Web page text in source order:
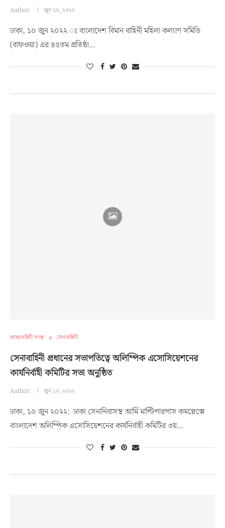
Author: জুন ১০, ২০২২
ঢাকা, ১০ জুন ২০২২ ঃ বাংলাদেশ বিমান বাহিনী মহিলা কল্যাণ সমিতি
(বাফওয়া) এর ৪৫তম প্রতিষ্ঠা…
আন্তঃবাহিনী সংস্থা সেনাবাহিনী
সেনাবাহিনী প্রধানের সভাপতিত্বে অলিম্পিক এসোসিয়েশনের
কার্যনির্বাহী কমিটির সভা অনুষ্ঠিত
Author: জুন ১০, ২০২২
ঢাকা, ১০ জুন ২০২২: ঢাকা সেনানিবাসস্থ আর্মি মাল্টিপারপাস কমপ্লেক্সে
বাংলাদেশ অলিম্পিক এসোসিয়েশনের কার্যনির্বাহী কমিটির ৩য়…